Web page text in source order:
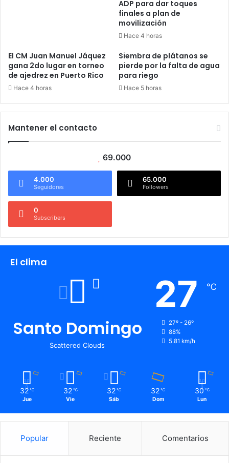
ADP para dar toques
finales a plan de
movilización
Hace 4 horas
El CM Juan Manuel Jáquez
gana 2do lugar en torneo
de ajedrez en Puerto Rico
Hace 4 horas
Siembra de plátanos se
pierde por la falta de agua
para riego
Hace 5 horas
Mantener el contacto
69.000
4.000
Seguidores
65.000
Followers
0
Subscribers
El clima
Santo Domingo
Scattered Clouds
27 ℃
27º - 26º
88%
5.81 km/h
32 ℃
Jue
32 ℃
Vie
32 ℃
Sáb
32 ℃
Dom
30 ℃
Lun
Popular Reciente Comentarios